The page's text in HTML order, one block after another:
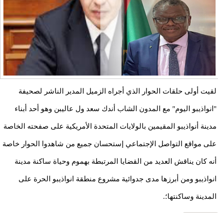
لقيت أولى حلقات الحوار الذي أجراه الزميل المدير الناشر لصحيفة
"انواذيبو اليوم" مع المدون الشاب أندك سعد ول عاليبن وهو أحد أبناء
مدينة أنواذيبو المقيمين بالولايات المتحدة الأمريكية على صفحته الخاصة
على مواقع التواصل الإجتماعي إستحسان جميع من شاهدوا الحوار خاصة
أنه كان يناقش العديد من القضايا المرتبطة بهموم وحياة ساكنة مدينة
انواذيبو ومن أبرزها مدى جدوائية مشروع منطقة انواذيبو الحرة على
المدينة وساكنتها؛.